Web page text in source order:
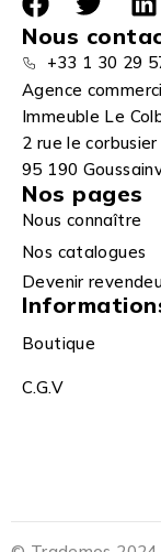
Nous
+33 1 30 29
Agence
Immeuble Le
2 rue le corbusier
95 190
Nos pages
Nous connaître
Nos catalogues
Devenir
Boutique
C.G.V